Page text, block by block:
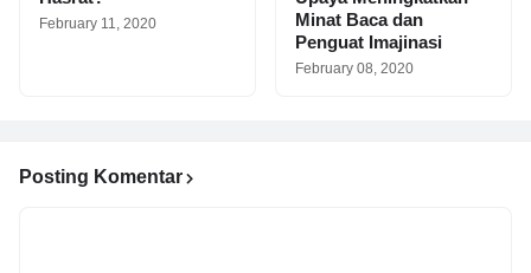
February 11, 2020
Minat Baca dan
Penguat Imajinasi
February 08, 2020
Posting Komentar